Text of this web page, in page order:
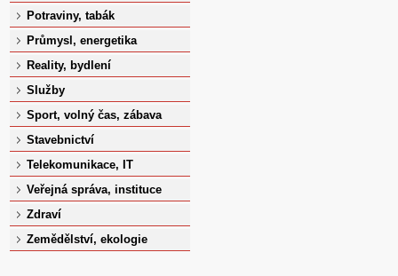
Potraviny, tabák
Průmysl, energetika
Reality, bydlení
Služby
Sport, volný čas, zábava
Stavebnictví
Telekomunikace, IT
Veřejná správa, instituce
Zdraví
Zemědělství, ekologie